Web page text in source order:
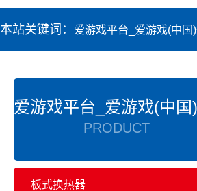
本站关键词： 爱游戏平台_爱游戏(中
爱游戏平台_爱游戏(中
PRODUCT
板式换热器